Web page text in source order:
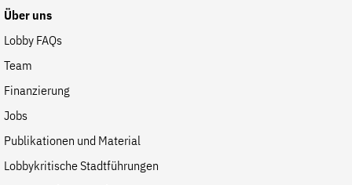
Über uns
Lobby FAQs
Team
Finanzierung
Jobs
Publikationen und Material
Lobbykritische Stadtführungen